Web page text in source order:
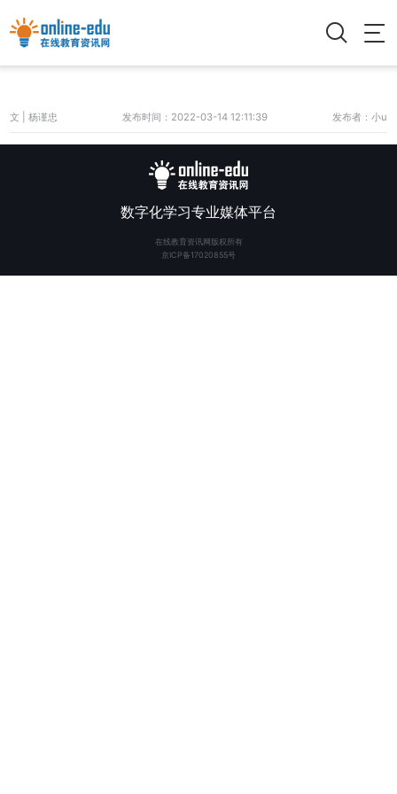
文 | 杨谨忠 发布时间：2022-03-14 12:11:39 发布者：小u
数字化学习专业媒体平台
在线教育资讯网版权所有
京ICP备17020855号